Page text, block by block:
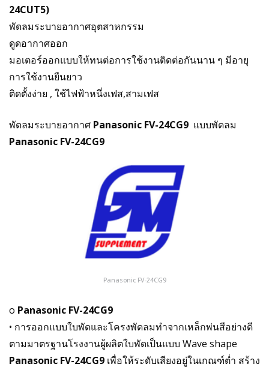
24CUT5)
พัดลมระบายอากาศอุตสาหกรรม
ดูดอากาศออก
มอเตอร์ออกแบบให้ทนต่อการใช้งานติดต่อกันนาน ๆ มีอายุ
การใช้งานยืนยาว
ติดตั้งง่าย , ใช้ไฟฟ้าหนึ่งเฟส,สามเฟส
พัดลมระบายอากาศ Panasonic FV-24CG9 แบบพัดลม
Panasonic FV-24CG9
Panasonic FV-24CG9
o Panasonic FV-24CG9
• การออกแบบใบพัดและโครงพัดลมทำจากเหล็กพ่นสีอย่างดี
ตามมาตรฐานโรงงานผู้ผลิตใบพัดเป็นแบบ Wave shape
Panasonic FV-24CG9 เพื่อให้ระดับเสียงอยู่ในเกณฑ์ต่ำ สร้าง